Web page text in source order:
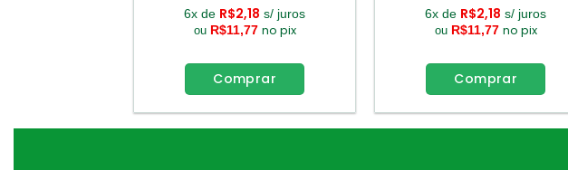
era:
R$22,00.
R$13,08.
6x de R$2,18 s/ juros
ou R$11,77 no pix
Comprar
era:
R$22,00.
6x de R$2,18 s/ juros
ou R$11,77 no pix
Comprar